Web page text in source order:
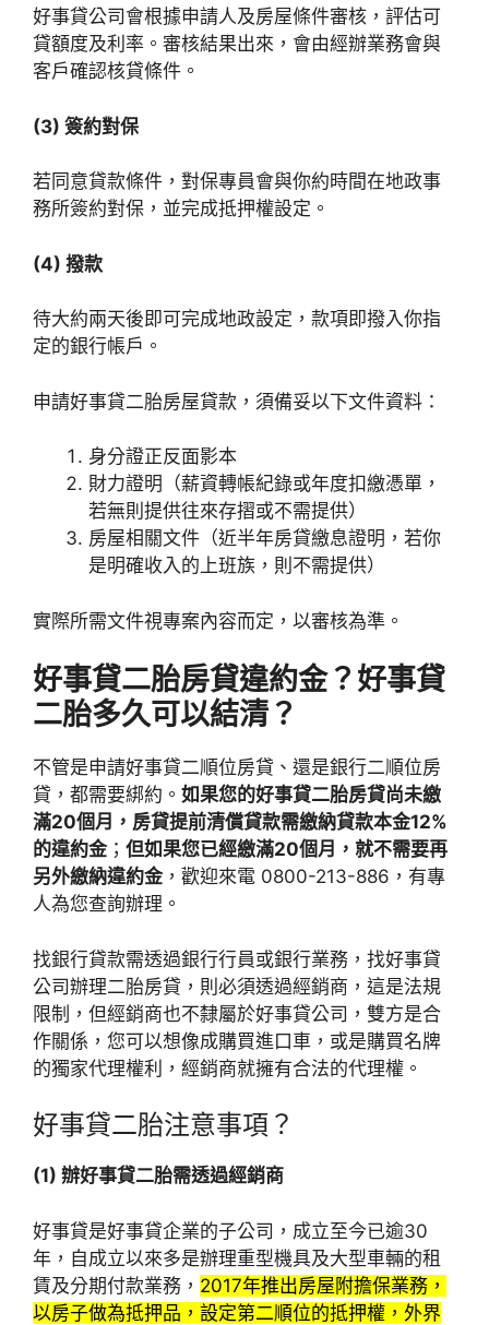
好事貸公司會根據申請人及房屋條件審核，評估可
貸額度及利率。審核結果出來，會由經辦業務會與
客戶確認核貸條件。
(3) 簽約對保
若同意貸款條件，對保專員會與你約時間在地政事
務所簽約對保，並完成抵押權設定。
(4) 撥款
待大約兩天後即可完成地政設定，款項即撥入你指
定的銀行帳戶。
申請好事貸二胎房屋貸款，須備妥以下文件資料：
身分證正反面影本
財力證明（薪資轉帳紀錄或年度扣繳憑單，
若無則提供往來存摺或不需提供）
房屋相關文件（近半年房貸繳息證明，若你
是明確收入的上班族，則不需提供）
實際所需文件視專案內容而定，以審核為準。
好事貸二胎房貸違約金？好事貸
二胎多久可以結清？
不管是申請好事貸二順位房貸、還是銀行二順位房
貸，都需要綁約。 如果您的好事貸二胎房貸尚未繳
滿20個月，房貸提前清償貸款需繳納貸款本金12%
的違約金； 但如果您已經繳滿20個月，就不需要再
另外繳納違約金，歡迎來電 0800-213-886，有專
人為您查詢辦理。
找銀行貸款需透過銀行行員或銀行業務，找好事貸
公司辦理二胎房貸，則必須透過經銷商，這是法規
限制，但經銷商也不隸屬於好事貸公司，雙方是合
作關係，您可以想像成購買進口車，或是購買名牌
的獨家代理權利，經銷商就擁有合法的代理權。
好事貸二胎注意事項？
(1) 辦好事貸二胎需透過經銷商
好事貸是好事貸企業的子公司，成立至今已逾30
年，自成立以來多是辦理重型機具及大型車輛的租
賃及分期付款業務， 2017年推出房屋附擔保業務，
以房子做為抵押品，設定第二順位的抵押權，外界